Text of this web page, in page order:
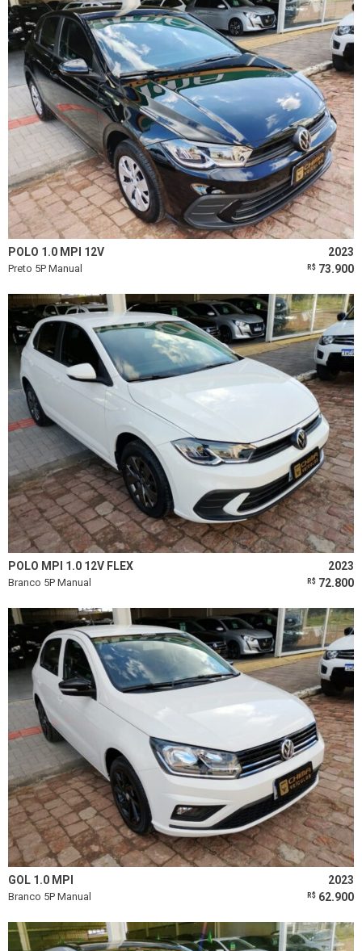
POLO 1.0 MPI 12V 2023
Preto 5P Manual R$ 73.900
POLO MPI 1.0 12V FLEX 2023
Branco 5P Manual R$ 72.800
GOL 1.0 MPI 2023
Branco 5P Manual R$ 62.900